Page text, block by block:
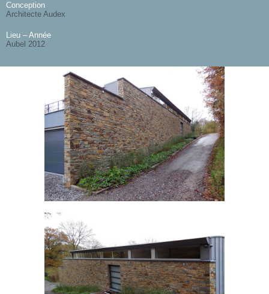
Conception
Architecte Audex
Lieu – Année
Aubel 2012